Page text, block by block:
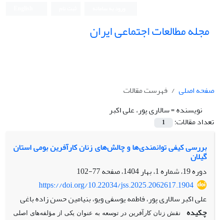
مجله مطالعات اجتماعی ایران
صفحه اصلی
فهرست مقالات
نویسنده =سالاری پور، علی اکبر
تعداد مقالات:
1
بررسی کیفی توانمندی‌ها و چالش‌های زنان کارآفرین بومی استان
گیلان
دوره 19، شماره 1، بهار 1404، صفحه
77-102
https://doi.org/10.22034/jss.2025.2062617.1904
علی اکبر سالاری پور، فاطمه یوسفی ویو، بنیامین حسن زاده باغی
چکیده
نقش زنان کارآفرین در توسعه به عنوان یکی از مؤلفه‌های اصلی